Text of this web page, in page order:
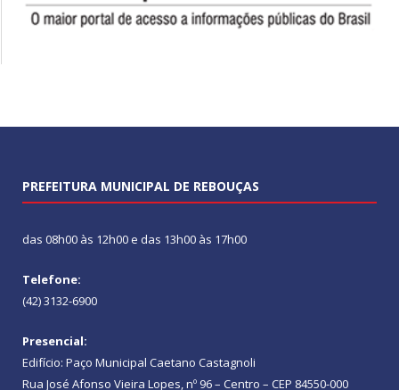
PREFEITURA MUNICIPAL DE REBOUÇAS
das 08h00 às 12h00 e das 13h00 às 17h00
Telefone:
(42) 3132-6900
Presencial:
Edifício: Paço Municipal Caetano Castagnoli
Rua José Afonso Vieira Lopes, nº 96 – Centro – CEP 84550-000